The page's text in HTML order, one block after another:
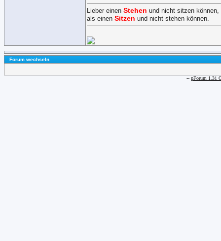
Lieber einen Stehen und nicht sitzen können,
als einen Sitzen und nicht stehen können.
Forum wechseln
-- pForum 1.31